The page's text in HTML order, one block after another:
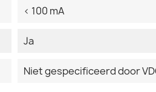
< 100 mA
Ja
Niet gespecificeerd door